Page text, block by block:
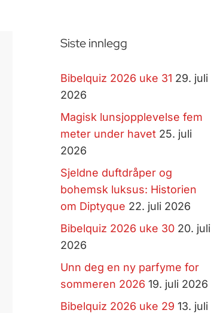
Siste innlegg
Bibelquiz 2026 uke 31 29. juli
2026
Magisk lunsjopplevelse fem
meter under havet 25. juli
2026
Sjeldne duftdråper og
bohemsk luksus: Historien
om Diptyque 22. juli 2026
Bibelquiz 2026 uke 30 20. juli
2026
Unn deg en ny parfyme for
sommeren 2026 19. juli 2026
Bibelquiz 2026 uke 29 13. juli